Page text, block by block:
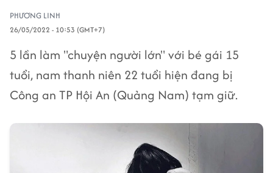
PHƯƠNG LINH
26/05/2022 - 10:53 (GMT+7)
5 lần làm "chuyện người lớn" với bé gái 15
tuổi, nam thanh niên 22 tuổi hiện đang bị
Công an TP Hội An (Quảng Nam) tạm giữ.